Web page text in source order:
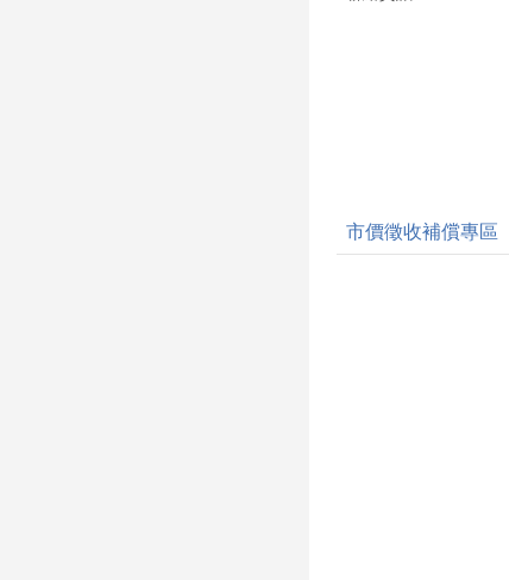
市價徵收補償專區